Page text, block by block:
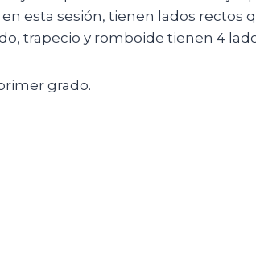
esta sesión, tienen lados rectos
trapecio y romboide tienen 4
grado.